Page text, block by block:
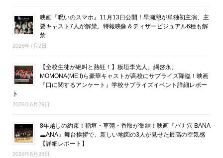
映画『呪いのスマホ』11月13日公開！早瀬憩が単独初主演、主
要キャスト7人が解禁。特報映像＆ティザービジュアル6種も解
禁
2026年7月2日
【全校生徒が絶叫と熱狂！】板垣李光人、綱啓永、
MOMONA(ME:I)ら豪華キャストが高校にサプライズ降臨！映画
『口に関するアンケート』学校サプライズイベント詳細レポー
ト
2026年6月29日
8年越しの約束！稲垣・草彅・香取が集結！映画『バナ穴 BANA
🕳ANA』舞台挨拶で、新しい地図の3人が見せた最高の空気感
【詳細レポート】
2026年6月28日